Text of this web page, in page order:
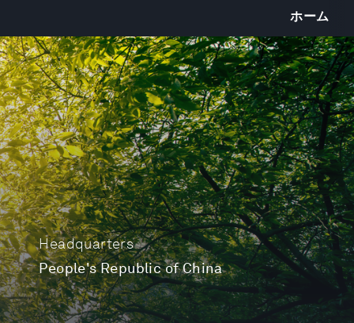
ホーム
Headquarters
People's Republic of China